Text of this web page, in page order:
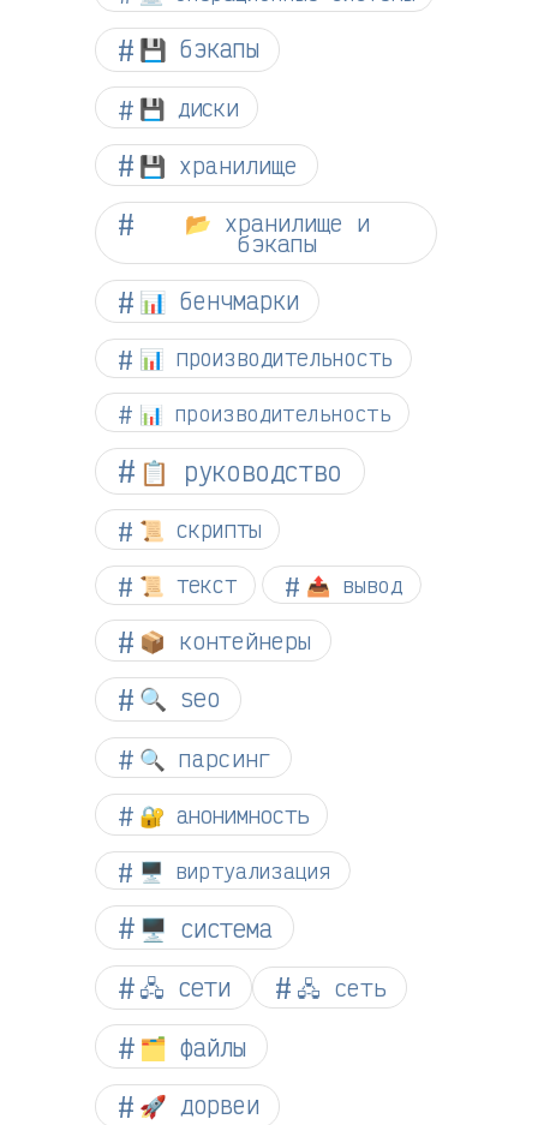
💾 бэкапы
💾 диски
💾 хранилище
📂 хранилище и
бэкапы
📊 бенчмарки
📊 производительность
📊 производительность
📋 руководство
📜 скрипты
📜 текст 📤 вывод
📦 контейнеры
🔍 seo
🔍 парсинг
🔐 анонимность
🖥️ виртуализация
🖥️ система
🖧 сети
🖧 сеть
🗂️ файлы
🚀 дорвеи